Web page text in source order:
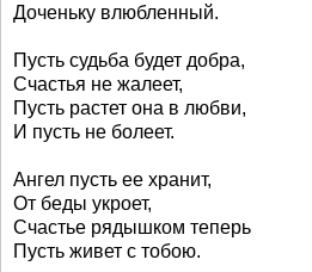
Доченьку влюбленный.
Пусть судьба будет добра,
Счастья не жалеет,
Пусть растет она в любви,
И пусть не болеет.
Ангел пусть ее хранит,
От беды укроет,
Счастье рядышком теперь
Пусть живет с тобою.